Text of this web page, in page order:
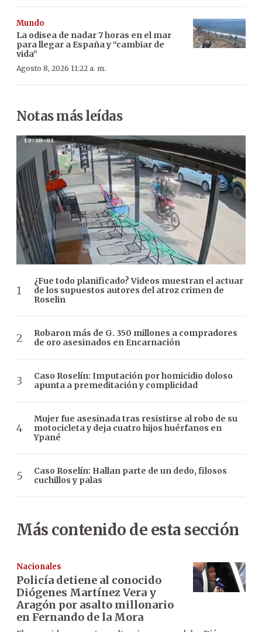
Mundo
La odisea de nadar 7 horas en el mar
para llegar a España y “cambiar de
vida”
Agosto 8, 2026 11:22 a. m.
Notas más leídas
¿Fue todo planificado? Videos muestran el actuar
de los supuestos autores del atroz crimen de
Roselin
Robaron más de G. 350 millones a compradores
de oro asesinados en Encarnación
Caso Roselín: Imputación por homicidio doloso
apunta a premeditación y complicidad
Mujer fue asesinada tras resistirse al robo de su
motocicleta y deja cuatro hijos huérfanos en
Ypané
Caso Roselín: Hallan parte de un dedo, filosos
cuchillos y palas
Más contenido de esta sección
Nacionales
Policía detiene al conocido
Diógenes Martínez Vera y
Aragón por asalto millonario
en Fernando de la Mora